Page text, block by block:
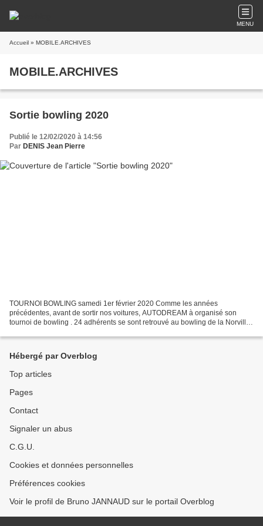
MENU
Accueil » MOBILE.ARCHIVES
MOBILE.ARCHIVES
Sortie bowling 2020
Publié le 12/02/2020 à 14:56
Par DENIS Jean Pierre
TOURNOI BOWLING samedi 1er février 2020 Comme les années
précédentes, avant de sortir nos voitures, AUTODREAM à organisé son
tournoi de bowling . 24 adhérents se sont retrouvé au bowling de la Norville
Hébergé par Overblog
Top articles
Pages
Contact
Signaler un abus
C.G.U.
Cookies et données personnelles
Préférences cookies
Voir le profil de Bruno JANNAUD sur le portail Overblog